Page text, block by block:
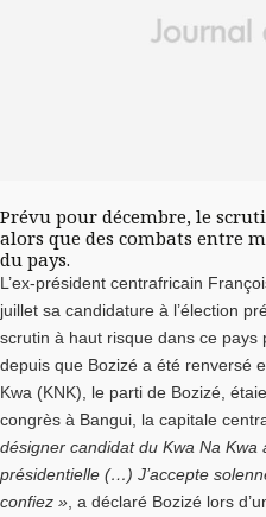
Prévu pour décembre, le
alors que des combats entre
du pays.
L’ex-président centrafricain
juillet sa candidature à l’élection
scrutin à haut risque dans ce
depuis que Bozizé a été renversé
Kwa (KNK), le parti de Bozizé,
congrès à Bangui, la capitale
désigner candidat du Kwa Na Kwa
présidentielle (…) J’accepte
confiez » , a déclaré Bozizé lors